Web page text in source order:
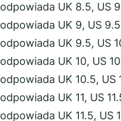
odpowiada UK 8.5, US
odpowiada UK 9, US
odpowiada UK 9.5, US
odpowiada UK 10, US
odpowiada UK 10.5, US
odpowiada UK 11, US
odpowiada UK 11.5, US